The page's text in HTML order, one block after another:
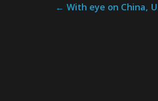
← With eye on China,